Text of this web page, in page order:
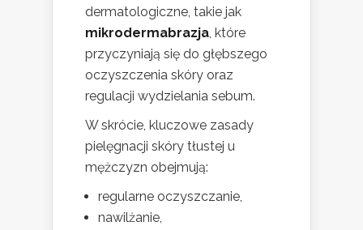
dermatologiczne, takie jak
mikrodermabrazja, które
przyczyniają się do głębszego
oczyszczenia skóry oraz
regulacji wydzielania sebum.
W skrócie, kluczowe zasady
pielęgnacji skóry tłustej u
mężczyzn obejmują:
regularne oczyszczanie,
nawilżanie,